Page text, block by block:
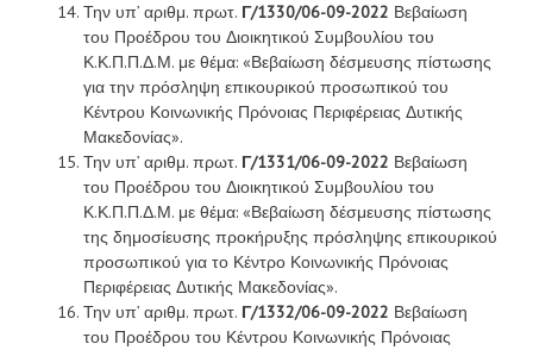
Την υπ’ αριθμ. πρωτ. Γ/1330/06-09-2022 Βεβαίωση
του Προέδρου του Διοικητικού Συμβουλίου του
Κ.Κ.Π.Π.Δ.Μ. με θέμα: «Βεβαίωση δέσμευσης πίστωσης
για την πρόσληψη επικουρικού προσωπικού του
Κέντρου Κοινωνικής Πρόνοιας Περιφέρειας Δυτικής
Μακεδονίας».
Την υπ’ αριθμ. πρωτ. Γ/1331/06-09-2022 Βεβαίωση
του Προέδρου του Διοικητικού Συμβουλίου του
Κ.Κ.Π.Π.Δ.Μ. με θέμα: «Βεβαίωση δέσμευσης πίστωσης
της δημοσίευσης προκήρυξης πρόσληψης επικουρικού
προσωπικού για το Κέντρο Κοινωνικής Πρόνοιας
Περιφέρειας Δυτικής Μακεδονίας».
Την υπ’ αριθμ. πρωτ. Γ/1332/06-09-2022 Βεβαίωση
του Προέδρου του Κέντρου Κοινωνικής Πρόνοιας